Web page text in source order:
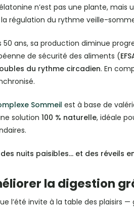
n’est pas une plante, mais
régulation du rythme veille-
50 ans, sa production diminue
de sécurité des aliments (
du rythme circadien. En
Sommeil est à base de
solution 100 % naturelle, idéale
nuits paisibles… et des réveils
la digestion
l’été invite à la table des plaisirs